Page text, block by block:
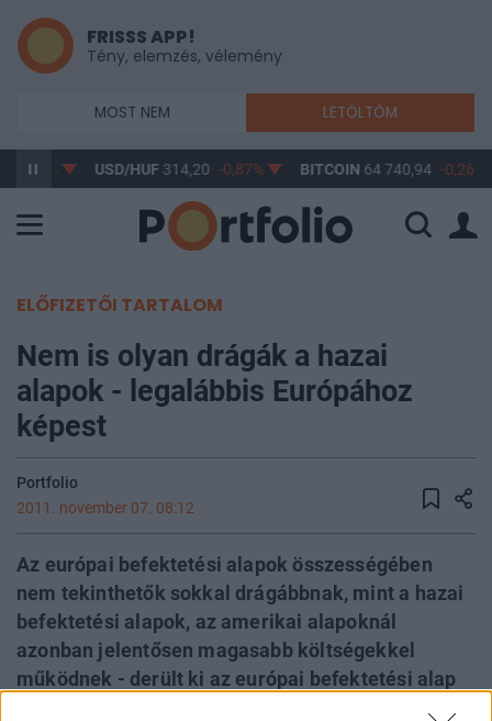
FRISSS APP!
Tény, elemzés, vélemény
MOST NEM LETÖLTÖM
-0,61% USD/HUF314,20 -0,87% BITCOIN64 740,94 -0,26%
ELŐFIZETŐI TARTALOM
Nem is olyan drágák a hazai
alapok - legalábbis Európához
képest
Portfolio
2011. november 07. 08:12
Az európai befektetési alapok összességében
nem tekinthetők sokkal drágábbnak, mint a hazai
befektetési alapok, az amerikai alapoknál
azonban jelentősen magasabb költségekkel
működnek - derült ki az európai befektetési alap